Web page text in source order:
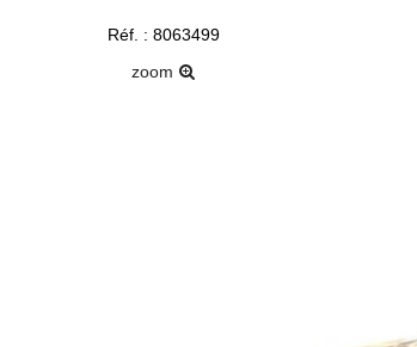
Réf. : 8063499
zoom